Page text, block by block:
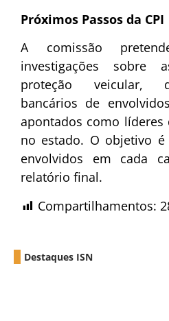
Próximos Passos da CPI
A comissão
investigações sobre
proteção veicular,
bancários de
apontados como líderes
no estado. O objetivo
envolvidos em cada
relatório final.
Compartilhamentos:
Destaques ISN